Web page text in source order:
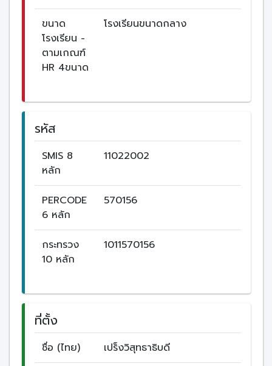
ขนาด
โรงเรียน -
ตามเกณฑ์
HR 4ขนาด
โรงเรียนขนาดกลาง
รหัส
SMIS 8
หลัก
11022002
PERCODE
6 หลัก
570156
กระทรวง
10 หลัก
1011570156
ที่ตั้ง
ชื่อ (ไทย) เปร็งวิสุทธาธิบดี